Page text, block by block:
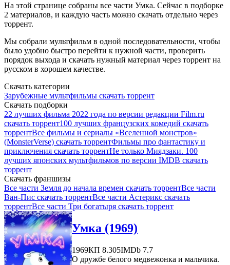
На этой странице собраны все части Умка. Сейчас в подборке
2 материалов, и каждую часть можно скачать отдельно через
торрент.
Мы собрали мультфильм в одной последовательности, чтобы
было удобно быстро перейти к нужной части, проверить
порядок выхода и скачать нужный материал через торрент на
русском в хорошем качестве.
Скачать категории
Зарубежные мультфильмы скачать торрент
Скачать подборки
22 лучших фильма 2022 года по версии редакции Film.ru
скачать торрент100 лучших французских комедий скачать
торрентВсе фильмы и сериалы «Вселенной монстров»
(MonsterVerse) скачать торрентФильмы про фантастику и
приключения скачать торрентНе только Миядзаки. 100
лучших японских мультфильмов по версии IMDB скачать
торрент
Скачать франшизы
Все части Земля до начала времен скачать торрентВсе части
Ван-Пис скачать торрентВсе части Астерикс скачать
торрентВсе части Три богатыря скачать торрент
Умка (1969)
1969КП 8.305IMDb 7.7
О дружбе белого медвежонка и мальчика.